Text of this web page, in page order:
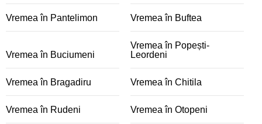
Vremea în Pantelimon Vremea în Buftea
Vremea în Buciumeni
Vremea în Popești-
Leordeni
Vremea în Bragadiru Vremea în Chitila
Vremea în Rudeni Vremea în Otopeni